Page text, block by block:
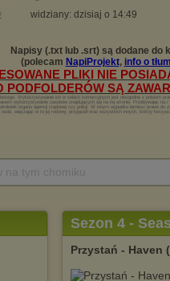
widziany: dzisiaj o 14:49
Sezon 4 -
Przystań - Haven